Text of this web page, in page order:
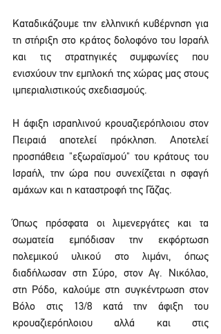
Καταδικάζουμε την ελληνική κυβέρνηση για
τη στήριξη στο κράτος δολοφόνο του Ισραήλ
και τις στρατηγικές συμφωνίες που
ενισχύουν την εμπλοκή της χώρας μας στους
ιμπεριαλιστικούς σχεδιασμούς.
Η άφιξη ισραηλινού κρουαζιερόπλοιου στον
Πειραιά αποτελεί πρόκληση. Αποτελεί
προσπάθεια "εξωραϊσμού" του κράτους του
Ισραήλ, την ώρα που συνεχίζεται η σφαγή
αμάχων και η καταστροφή της Γάζας.
Όπως πρόσφατα οι λιμενεργάτες και τα
σωματεία εμπόδισαν την εκφόρτωση
πολεμικού υλικού στο λιμάνι, όπως
διαδήλωσαν στη Σύρο, στον Αγ. Νικόλαο,
στη Ρόδο, καλούμε στη συγκέντρωση στον
Βόλο στις 13/8 κατά την άφιξη του
κρουαζιερόπλοιου αλλά και στις